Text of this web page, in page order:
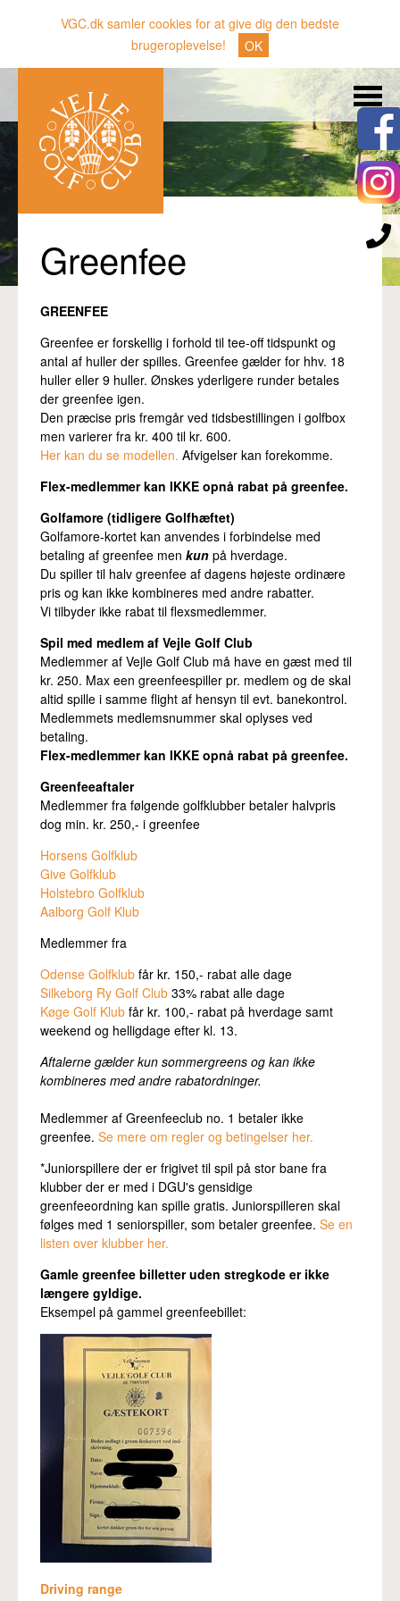
VGC.dk samler cookies for at give dig den bedste
brugeroplevelse!
OK
Nyheder
Klubben
Banen
Gæster
Sporten
Erhverv
Den lille Kok
Pro
Greenfee
GREENFEE
Greenfee er forskellig i forhold til tee-off tidspunkt og
antal af huller der spilles. Greenfee gælder for hhv. 18
huller eller 9 huller. Ønskes yderligere runder betales
der greenfee igen.
Den præcise pris fremgår ved tidsbestillingen i golfbox
men varierer fra kr. 400 til kr. 600.
Her kan du se modellen. Afvigelser kan forekomme.
Flex-medlemmer kan IKKE opnå rabat på greenfee.
Golfamore (tidligere Golfhæftet)
Golfamore-kortet kan anvendes i forbindelse med
betaling af greenfee men kun på hverdage.
Du spiller til halv greenfee af dagens højeste ordinære
pris og kan ikke kombineres med andre rabatter.
Vi tilbyder ikke rabat til flexsmedlemmer.
Spil med medlem af Vejle Golf Club
Medlemmer af Vejle Golf Club må have en gæst med til
kr. 250. Max een greenfeespiller pr. medlem og de skal
altid spille i samme flight af hensyn til evt. banekontrol.
Medlemmets medlemsnummer skal oplyses ved
betaling.
Flex-medlemmer kan IKKE opnå rabat på greenfee.
Greenfeeaftaler
Medlemmer fra følgende golfklubber betaler halvpris
dog min. kr. 250,- i greenfee
Horsens Golfklub
Give Golfklub
Holstebro Golfklub
Aalborg Golf Klub
Medlemmer fra
Odense Golfklub får kr. 150,- rabat alle dage
Silkeborg Ry Golf Club 33% rabat alle dage
Køge Golf Klub får kr. 100,- rabat på hverdage samt
weekend og helligdage efter kl. 13.
Aftalerne gælder kun sommergreens og kan ikke
kombineres med andre rabatordninger.
Medlemmer af Greenfeeclub no. 1 betaler ikke
greenfee. Se mere om regler og betingelser her.
*Juniorspillere der er frigivet til spil på stor bane fra
klubber der er med i DGU's gensidige
greenfeeordning kan spille gratis. Juniorspilleren skal
følges med 1 seniorspiller, som betaler greenfee. Se en
listen over klubber her.
Gamle greenfee billetter uden stregkode er ikke
længere gyldige.
Eksempel på gammel greenfeebillet:
Driving range